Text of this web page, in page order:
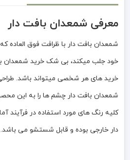
معرفی شمعدان بافت دار
شمعدان بافت دار با ظرافت فوق العاده
خود جلب میکند، بی شک خرید شمعدان
خرید های هر شخصی میتواند باشد.
شمعدان بافت دار چشم ها را به این
کلیه رنگ های مورد استفاده در فرآیند
دار خارجی بوده و قابل شستشو می باشد.